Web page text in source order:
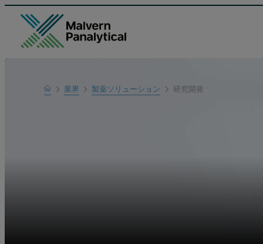
Home業界 製薬ソリューション 研究開発